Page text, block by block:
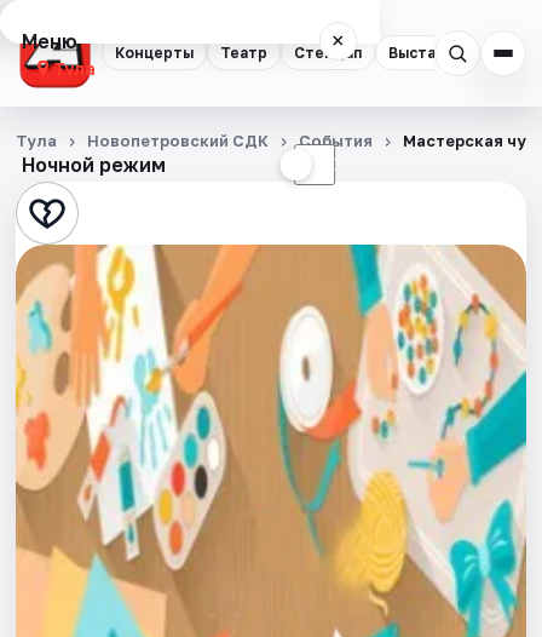
Концерты Театр Стендап Выставки
Меню ×
Тула
Концерты
Театр
Стендап
Выставки
Квесты
Экскурсии
Спорт
События
Города
Ночной режим ☾
Тула Новопетровский СДК События Мастерская